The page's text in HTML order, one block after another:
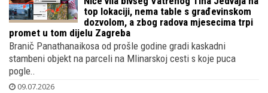
NEBU POD OBLAKE
Niče vila bivšeg Vatrenog Tina Jedvaja na
top lokaciji, nema table s građevinskom
dozvolom, a zbog radova mjesecima trpi
promet u tom dijelu Zagreba
Branič Panathanaikosa od prošle godine gradi kaskadni
stambeni objekt na parceli na Mlinarskoj cesti s koje puca
pogle..